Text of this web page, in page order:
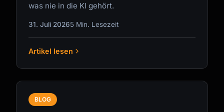
was nie in die KI gehört.
31. Juli 20265 Min. Lesezeit
Artikel lesen
BLOG